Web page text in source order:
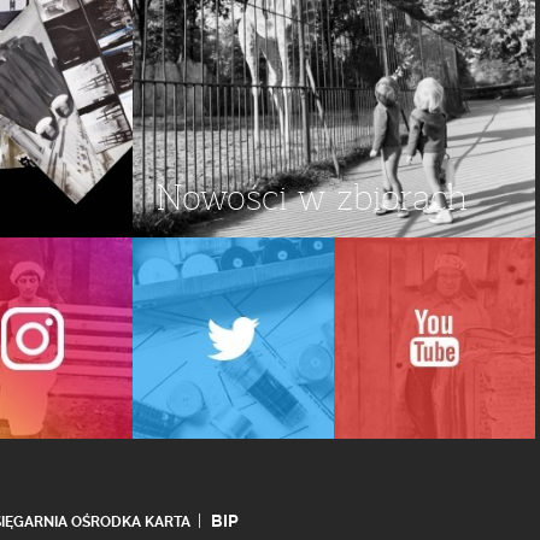
Nowości w zbiorach
OŚRODKA KARTA BIP